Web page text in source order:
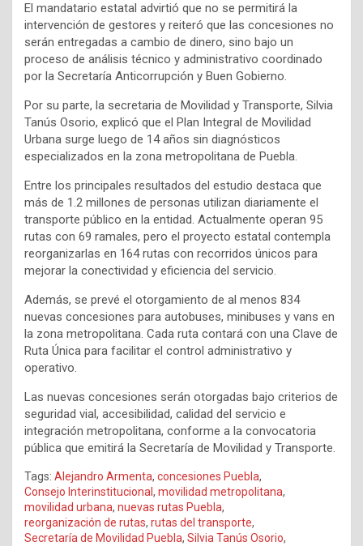
El mandatario estatal advirtió que no se permitirá la
intervención de gestores y reiteró que las concesiones no
serán entregadas a cambio de dinero, sino bajo un
proceso de análisis técnico y administrativo coordinado
por la Secretaría Anticorrupción y Buen Gobierno.
Por su parte, la secretaria de Movilidad y Transporte, Silvia
Tanús Osorio, explicó que el Plan Integral de Movilidad
Urbana surge luego de 14 años sin diagnósticos
especializados en la zona metropolitana de Puebla.
Entre los principales resultados del estudio destaca que
más de 1.2 millones de personas utilizan diariamente el
transporte público en la entidad. Actualmente operan 95
rutas con 69 ramales, pero el proyecto estatal contempla
reorganizarlas en 164 rutas con recorridos únicos para
mejorar la conectividad y eficiencia del servicio.
Además, se prevé el otorgamiento de al menos 834
nuevas concesiones para autobuses, minibuses y vans en
la zona metropolitana. Cada ruta contará con una Clave de
Ruta Única para facilitar el control administrativo y
operativo.
Las nuevas concesiones serán otorgadas bajo criterios de
seguridad vial, accesibilidad, calidad del servicio e
integración metropolitana, conforme a la convocatoria
pública que emitirá la Secretaría de Movilidad y Transporte.
Tags: Alejandro Armenta, concesiones Puebla,
Consejo Interinstitucional, movilidad metropolitana,
movilidad urbana, nuevas rutas Puebla,
reorganización de rutas, rutas del transporte,
Secretaría de Movilidad Puebla, Silvia Tanús Osorio,